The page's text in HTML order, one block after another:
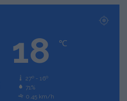
18 ℃
27º - 16º
71%
0.45 km/h